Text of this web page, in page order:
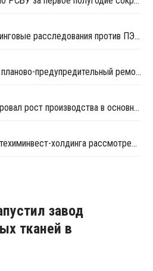
ЕЭК прекратила антидемпинговые расследования против ПЭ и ПП из Азербайджана и Туркменистана
Томскнефтехим вышел на планово-предупредительный ремонт
"Росстат" в июне зафиксировал рост производства в основных группах пластмасс
Совет директоров Татнефтехиминвест-холдинга рассмотрел инновационные решения для разных сфер экономики
завод
тканей в